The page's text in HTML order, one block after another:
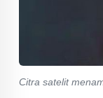
Citra satelit